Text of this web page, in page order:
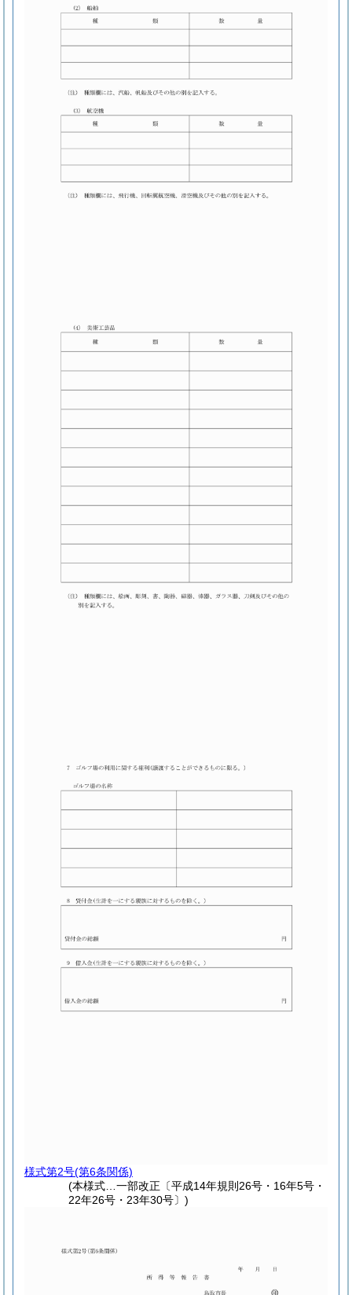
様式第2号(第6条関係)
(本様式…一部改正〔平成14年規則26号・16年5号・
22年26号・23年30号〕)